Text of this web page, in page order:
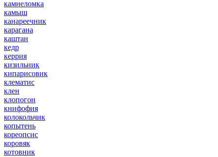
камнеломка
камыш
канареечник
карагана
каштан
кедр
керрия
кизильник
кипарисовик
клематис
клен
клопогон
книфофия
колокольчик
копытень
кореопсис
коровяк
котовник